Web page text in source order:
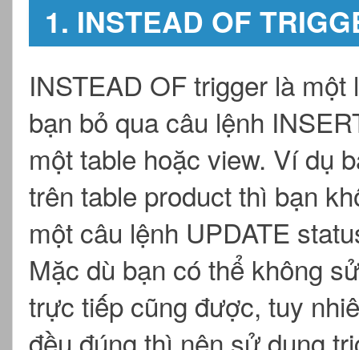
1. INSTEAD OF
INSTEAD OF trigger là
bạn bỏ qua câu lệnh
một table hoặc view. Ví dụ
trên table product thì bạn
một câu lệnh UPDATE
Mặc dù bạn có thể không
trực tiếp cũng được, tuy